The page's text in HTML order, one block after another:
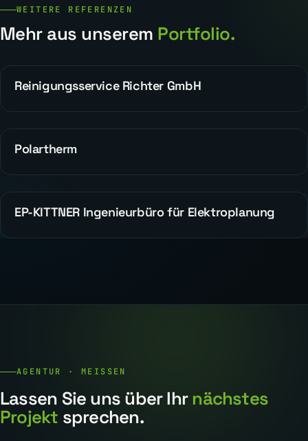
WEITERE REFERENZEN
Mehr aus unserem Portfolio.
REFERENZEN
Reinigungsservice Richter GmbH
REFERENZEN
Polartherm
WEBDESIGN
EP-KITTNER Ingenieurbüro für Elektroplanung
AGENTUR · MEISSEN
Lassen Sie uns über Ihr nächstes
Projekt sprechen.